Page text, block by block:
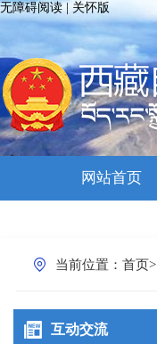
无障碍阅读 关怀版
网站首页
当前位置： 首页>
互动交流